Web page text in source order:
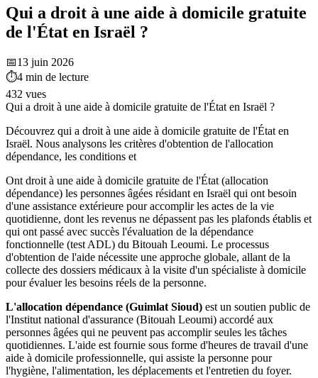
Qui a droit à une aide à domicile gratuite
de l'État en Israël ?
📅13 juin 2026
⏱4 min de lecture
432 vues
Qui a droit à une aide à domicile gratuite de l'État en Israël ?
Découvrez qui a droit à une aide à domicile gratuite de l'État en
Israël. Nous analysons les critères d'obtention de l'allocation
dépendance, les conditions et
Ont droit à une aide à domicile gratuite de l'État (allocation
dépendance) les personnes âgées résidant en Israël qui ont besoin
d'une assistance extérieure pour accomplir les actes de la vie
quotidienne, dont les revenus ne dépassent pas les plafonds établis et
qui ont passé avec succès l'évaluation de la dépendance
fonctionnelle (test ADL) du Bitouah Leoumi. Le processus
d'obtention de l'aide nécessite une approche globale, allant de la
collecte des dossiers médicaux à la visite d'un spécialiste à domicile
pour évaluer les besoins réels de la personne.
L'allocation dépendance (Guimlat Sioud) est un soutien public de
l'Institut national d'assurance (Bitouah Leoumi) accordé aux
personnes âgées qui ne peuvent pas accomplir seules les tâches
quotidiennes. L'aide est fournie sous forme d'heures de travail d'une
aide à domicile professionnelle, qui assiste la personne pour
l'hygiène, l'alimentation, les déplacements et l'entretien du foyer.